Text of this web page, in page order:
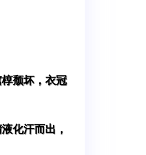
颓坏，衣冠
化汗而出，